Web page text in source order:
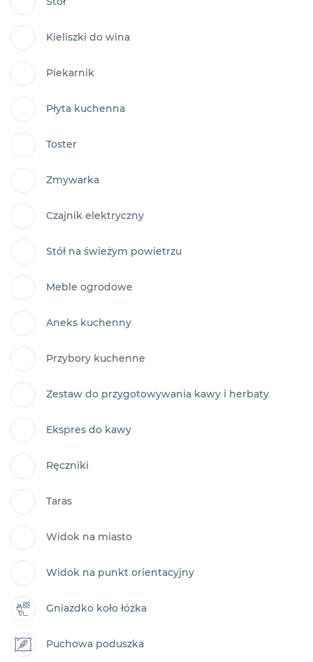
Kieliszki do wina
Piekarnik
Płyta kuchenna
Toster
Zmywarka
Czajnik elektryczny
Stół na świeżym powietrzu
Meble ogrodowe
Aneks kuchenny
Przybory kuchenne
Zestaw do przygotowywania kawy i herbaty
Ekspres do kawy
Ręczniki
Taras
Widok na miasto
Widok na punkt orientacyjny
Gniazdko koło łóżka
Puchowa poduszka